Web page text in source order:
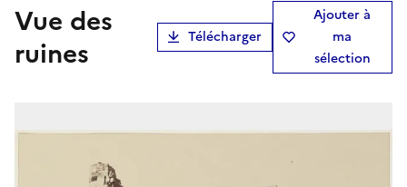
Vue des
ruines
Télécharger
Ajouter à
ma
sélection